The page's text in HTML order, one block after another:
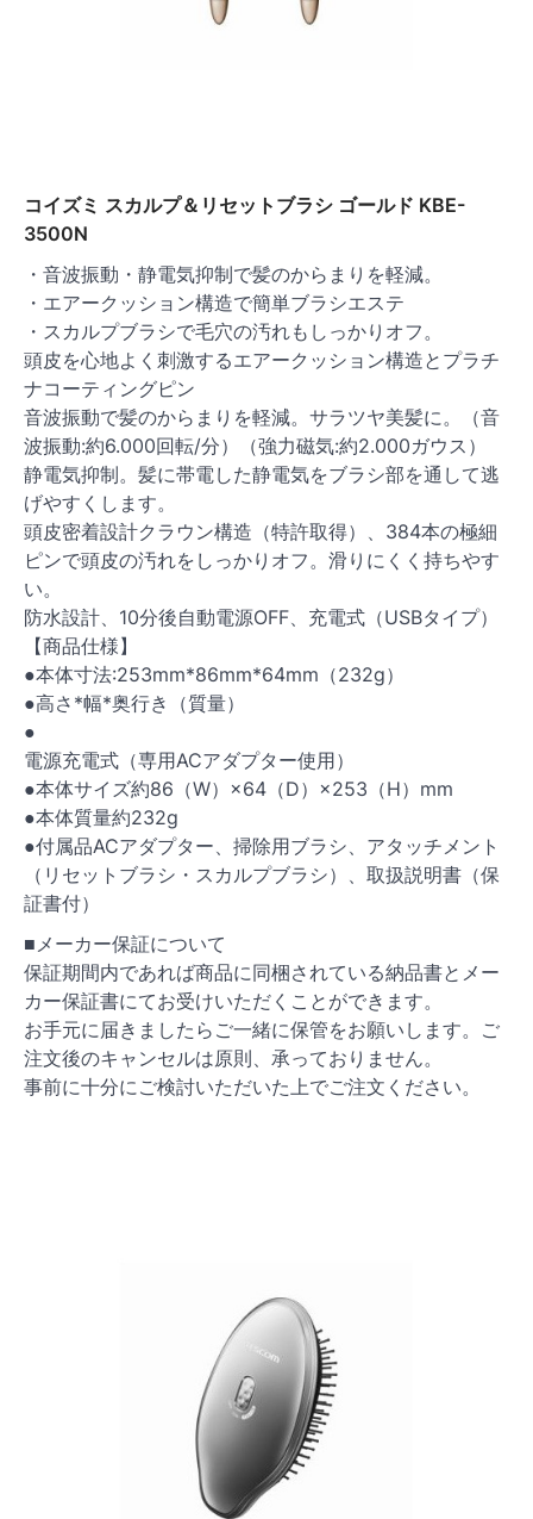
コイズミ スカルプ＆リセットブラシ ゴールド KBE-
3500N
・音波振動・静電気抑制で髪のからまりを軽減。
・エアークッション構造で簡単ブラシエステ
・スカルプブラシで毛穴の汚れもしっかりオフ。
頭皮を心地よく刺激するエアークッション構造とプラチ
ナコーティングピン
音波振動で髪のからまりを軽減。サラツヤ美髪に。（音
波振動:約6.000回転/分）（強力磁気:約2.000ガウス）
静電気抑制。髪に帯電した静電気をブラシ部を通して逃
げやすくします。
頭皮密着設計クラウン構造（特許取得）、384本の極細
ピンで頭皮の汚れをしっかりオフ。滑りにくく持ちやす
い。
防水設計、10分後自動電源OFF、充電式（USBタイプ）
【商品仕様】
●本体寸法:253mm*86mm*64mm（232g）
●高さ*幅*奥行き（質量）
●
電源充電式（専用ACアダプター使用）
●本体サイズ約86（W）×64（D）×253（H）mm
●本体質量約232g
●付属品ACアダプター、掃除用ブラシ、アタッチメント
（リセットブラシ・スカルプブラシ）、取扱説明書（保
証書付）
■メーカー保証について
保証期間内であれば商品に同梱されている納品書とメー
カー保証書にてお受けいただくことができます。
お手元に届きましたらご一緒に保管をお願いします。ご
注文後のキャンセルは原則、承っておりません。
事前に十分にご検討いただいた上でご注文ください。